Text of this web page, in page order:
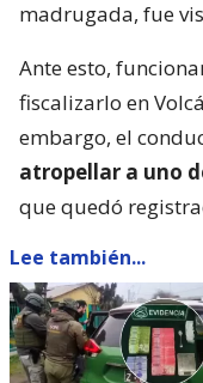
madrugada, fue
Ante esto,
fiscalizarlo en
embargo, el
atropellar a uno
que quedó
Lee también...